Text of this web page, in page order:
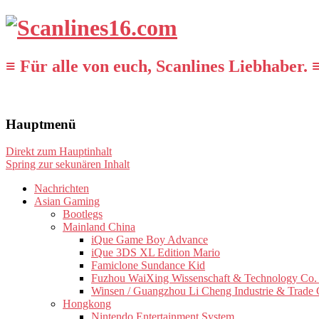
≡ Für alle von euch, Scanlines Liebhaber.
Hauptmenü
Direkt zum Hauptinhalt
Spring zur sekunären Inhalt
Nachrichten
Asian Gaming
Bootlegs
Mainland China
iQue Game Boy Advance
iQue 3DS XL Edition Mario
Famiclone Sundance Kid
Fuzhou WaiXing Wissenschaft & Technology
Winsen / Guangzhou Li Cheng Industrie & Trade
Hongkong